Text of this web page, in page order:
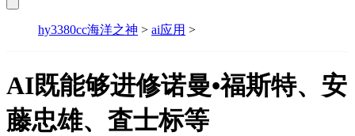
hy3380cc海洋之神 > ai应用 >
AI既能够进修诺曼•福斯特、安
藤忠雄、査士标等